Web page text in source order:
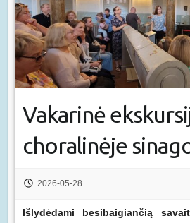
Vakarinė
choralinėje
2026-05-28
Išlydėdami besibaigiančią